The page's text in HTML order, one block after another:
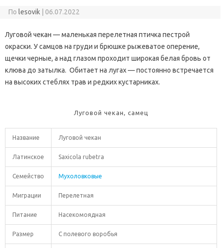
По lesovik 06.07.2022
Луговой чекан — маленькая перелетная птичка пестрой
окраски. У самцов на груди и брюшке рыжеватое оперение,
щечки черные, а над глазом проходит широкая белая бровь от
клюва до затылка. Обитает на лугах — постоянно встречается
на высоких стеблях трав и редких кустарниках.
Луговой чекан, самец
Название Луговой чекан
Латинское Saxicola rubetra
Семейство Мухоловковые
Миграции Перелетная
Питание Насекомоядная
Размер С полевого воробья